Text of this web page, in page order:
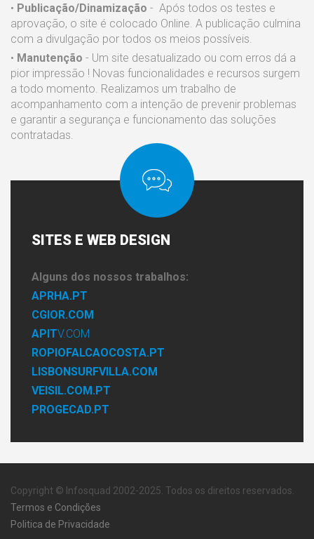
• Publicação/Dinamização - Após todos os testes e
aprovação, o site é colocado Online. A publicação culmina
com a divulgação por todos os meios possíveis.
• Manutenção - Um site desatualizado ou com erros dá a
pior impressão ! Novas funcionalidades e recursos surgem
a todo momento. Realizamos um trabalho de
acompanhamento com a intenção de prevenir problemas
e garantir a segurança e funcionamento das soluções
contratadas.
SITES E WEB DESIGN
Alguns dos nossos trabalhos:
APRHA.PT
CGIOR.COM
APITV.COM
ROPIOFALCAOCOSTA.PT
LISBONSURFVILLA.COM
VEISIL.COM.PT
PROGECAD.PT
Copyright © Infosquad 2002-2025. Todos os direitos reservados.
Termos e Condições
Politica de Privacidade